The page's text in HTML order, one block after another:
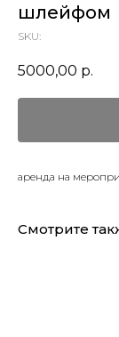
шлейфом
SKU:
5000,00 р.
аренда на
Смотрите